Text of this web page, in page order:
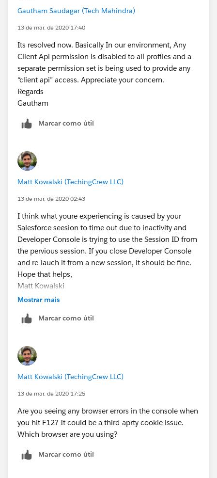
Gautham Saudagar (Tech Mahindra)
13 de mar. de 2020 17:40
Its resolved now. Basically In our environment, Any
Client Api permission is disabled to all profiles and a
separate permission set is being used to provide any
“client api” access. Appreciate your concern.
Regards
Gautham
Marcar como útil
Matt Kowalski (TechingCrew LLC)
13 de mar. de 2020 02:43
I think what youre experiencing is caused by your
Salesforce seesion to time out due to inactivity and
Developer Console is trying to use the Session ID from
the pervious session. If you close Developer Console
and re-lauch it from a new session, it should be fine.
Hope that helps,
Matt Kowalski
Mostrar mais
Marcar como útil
Matt Kowalski (TechingCrew LLC)
13 de mar. de 2020 17:25
Are you seeing any browser errors in the console when
you hit F12? It could be a third-aprty cookie issue.
Which browser are you using?
Marcar como útil